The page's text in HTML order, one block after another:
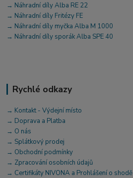
→ Náhradní díly Alba RE 22
→ Náhradní díly Fritézy FE
→ Náhradní díly myčka Alba M 1000
→ Náhradní díly sporák Alba SPE 40
Rychlé odkazy
→ Kontakt - Výdejní místo
→ Doprava a Platba
→ O nás
→ Splátkový prodej
→ Obchodní podmínky
→ Zpracování osobních údajů
→ Certifikáty NIVONA a Prohlášení o shodě